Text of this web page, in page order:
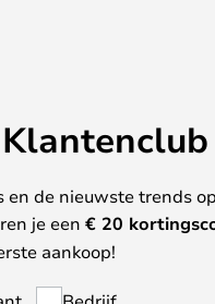
de nieuwste trends
je een € 20
aankoop!